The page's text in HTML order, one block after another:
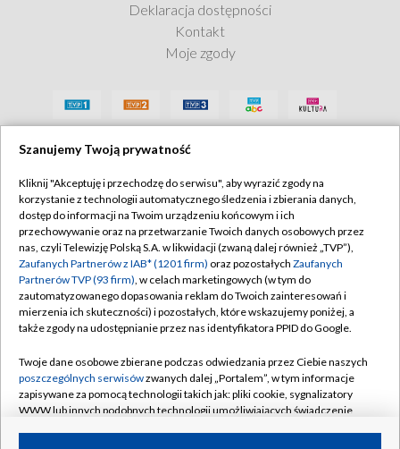
Deklaracja dostępności
Kontakt
Moje zgody
Szanujemy Twoją prywatność
Kliknij "Akceptuję i przechodzę do serwisu", aby wyrazić zgody na
korzystanie z technologii automatycznego śledzenia i zbierania danych,
dostęp do informacji na Twoim urządzeniu końcowym i ich
przechowywanie oraz na przetwarzanie Twoich danych osobowych przez
nas, czyli Telewizję Polską S.A. w likwidacji (zwaną dalej również „TVP”),
Zaufanych Partnerów z IAB* (1201 firm) oraz pozostałych Zaufanych
Partnerów TVP (93 firm), w celach marketingowych (w tym do
zautomatyzowanego dopasowania reklam do Twoich zainteresowań i
mierzenia ich skuteczności) i pozostałych, które wskazujemy poniżej, a
także zgody na udostępnianie przez nas identyfikatora PPID do Google.
Twoje dane osobowe zbierane podczas odwiedzania przez Ciebie naszych
poszczególnych serwisówzwanych dalej „Portalem”, w tym informacje
zapisywane za pomocą technologii takich jak: pliki cookie, sygnalizatory
WWW lub innych podobnych technologii umożliwiających świadczenie